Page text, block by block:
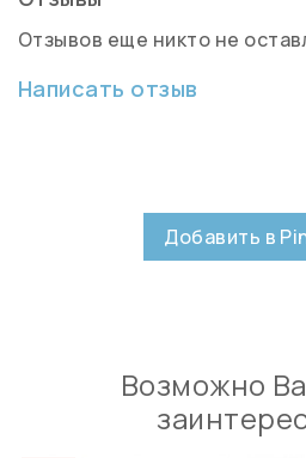
Отзывов еще никто не
Написать отзыв
Добавить в
Возможно